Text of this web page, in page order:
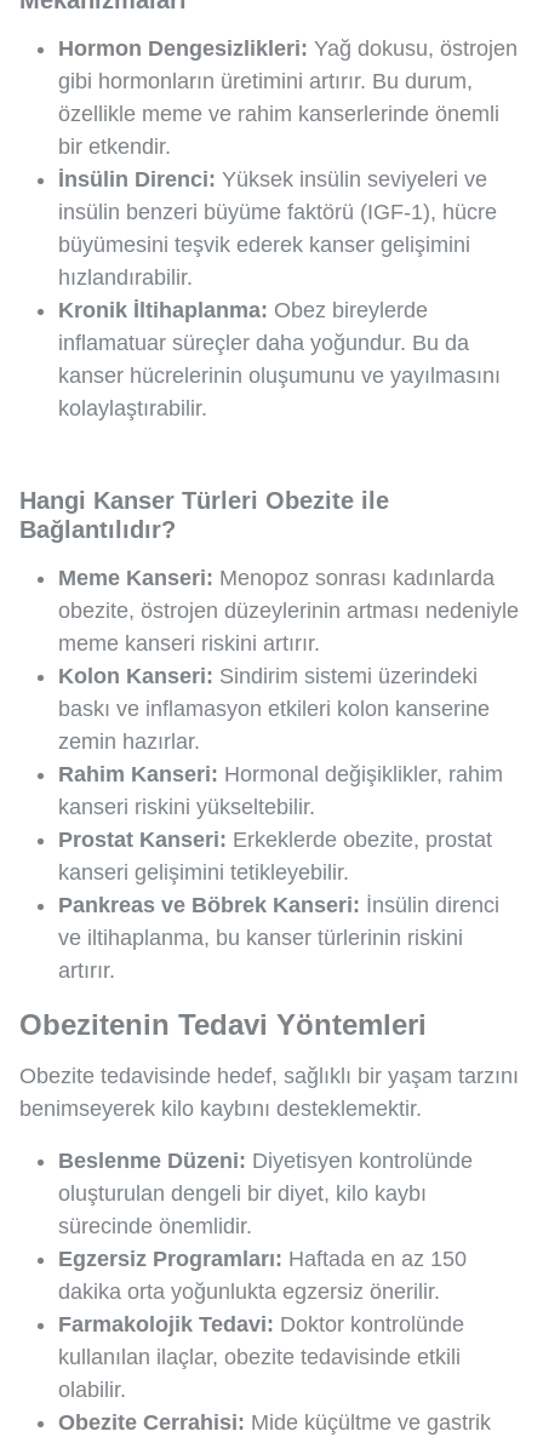
Hormon Dengesizlikleri: Yağ dokusu, östrojen
gibi hormonların üretimini artırır. Bu durum,
özellikle meme ve rahim kanserlerinde önemli
bir etkendir.
İnsülin Direnci: Yüksek insülin seviyeleri ve
insülin benzeri büyüme faktörü (IGF-1), hücre
büyümesini teşvik ederek kanser gelişimini
hızlandırabilir.
Kronik İltihaplanma: Obez bireylerde
inflamatuar süreçler daha yoğundur. Bu da
kanser hücrelerinin oluşumunu ve yayılmasını
kolaylaştırabilir.
Hangi Kanser Türleri Obezite ile
Bağlantılıdır?
Meme Kanseri: Menopoz sonrası kadınlarda
obezite, östrojen düzeylerinin artması nedeniyle
meme kanseri riskini artırır.
Kolon Kanseri: Sindirim sistemi üzerindeki
baskı ve inflamasyon etkileri kolon kanserine
zemin hazırlar.
Rahim Kanseri: Hormonal değişiklikler, rahim
kanseri riskini yükseltebilir.
Prostat Kanseri: Erkeklerde obezite, prostat
kanseri gelişimini tetikleyebilir.
Pankreas ve Böbrek Kanseri: İnsülin direnci
ve iltihaplanma, bu kanser türlerinin riskini
artırır.
Obezitenin Tedavi Yöntemleri
Obezite tedavisinde hedef, sağlıklı bir yaşam tarzını
benimseyerek kilo kaybını desteklemektir.
Beslenme Düzeni: Diyetisyen kontrolünde
oluşturulan dengeli bir diyet, kilo kaybı
sürecinde önemlidir.
Egzersiz Programları: Haftada en az 150
dakika orta yoğunlukta egzersiz önerilir.
Farmakolojik Tedavi: Doktor kontrolünde
kullanılan ilaçlar, obezite tedavisinde etkili
olabilir.
Obezite Cerrahisi: Mide küçültme ve gastrik